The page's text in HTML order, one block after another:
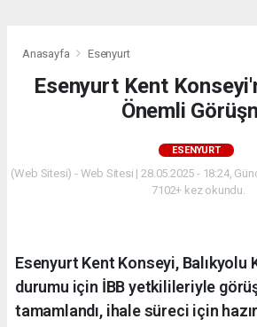
Anasayfa Esenyurt
Esenyurt Kent
Önemli
ESENYURT
(Web Sitesi) - Web Sitesi | 28.05.2025 - 18:24,
7102+ kez okundu.
Esenyurt Kent Konseyi, Balıkyolu
durumu için İBB yetkilileriyle
tamamlandı, ihale süreci için